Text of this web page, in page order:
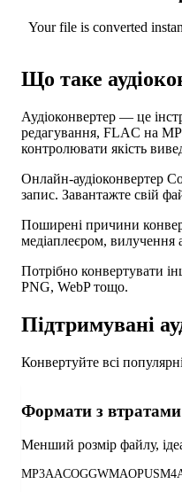
Your file is converted
Що таке
Аудіоконвертер — це
редагування, FLAC на
контролювати якість
Онлайн-аудіоконвертер
запис. Завантажте свій
Поширені причини
медіаплеєром, вилучення
Потрібно конвертувати
PNG, WebP тощо.
Підтримувані
Конвертуйте всі
Формати з втратами
Менший розмір файлу,
MP3AACOGGWMAOPUS